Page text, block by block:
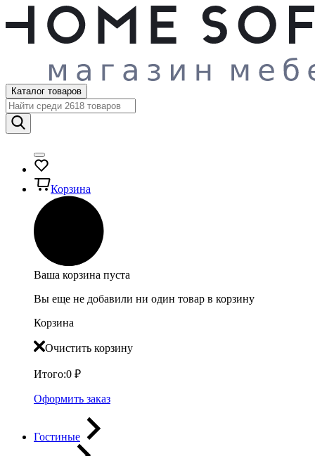
Каталог товаров
Корзина
Ваша корзина пуста
Вы еще не добавили ни один товар в корзину
Корзина
Очистить корзину
Итого:0 ₽
Оформить заказ
Гостиные